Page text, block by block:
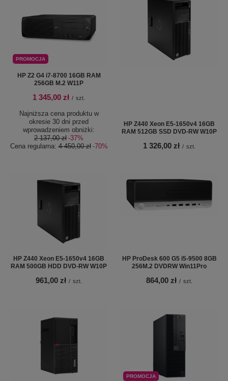
PROMOCJA
HP Z2 G4 i7-8700 16GB RAM
256GB M.2 W11P
1 345,00 zł / szt.
Najniższa cena produktu w
okresie 30 dni przed
wprowadzeniem obniżki:
2 137,00 zł -37%
Cena regularna:4 450,00 zł -70%
HP Z440 Xeon E5-1650v4 16GB
RAM 512GB SSD DVD-RW W10P
1 326,00 zł / szt.
HP Z440 Xeon E5-1650v4 16GB
RAM 500GB HDD DVD-RW W10P
961,00 zł / szt.
HP ProDesk 600 G5 i5-9500 8GB
256M.2 DVDRW Win11Pro
864,00 zł / szt.
PROMOCJA